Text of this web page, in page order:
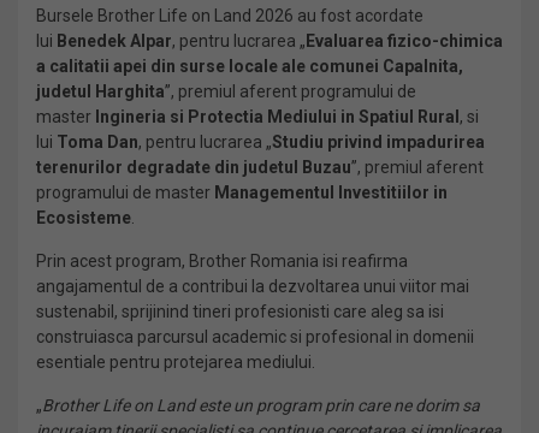
Bursele Brother Life on Land 2026 au fost acordate
lui Benedek Alpar, pentru lucrarea „ Evaluarea fizico-chimica
a calitatii apei din surse locale ale comunei Capalnita,
judetul Harghita”, premiul aferent programului de
master Ingineria si Protectia Mediului in Spatiul Rural , si
lui Toma Dan, pentru lucrarea „Studiu privind impadurirea
terenurilor degradate din judetul Buzau”, premiul aferent
programului de master Managementul Investitiilor in
Ecosisteme
Prin acest program, Brother Romania isi reafirma
angajamentul de a contribui la dezvoltarea unui viitor mai
sustenabil, sprijinind tineri profesionisti care aleg sa isi
construiasca parcursul academic si profesional in domenii
esentiale pentru protejarea mediului.
„Brother Life on Land este un program prin care ne dorim sa